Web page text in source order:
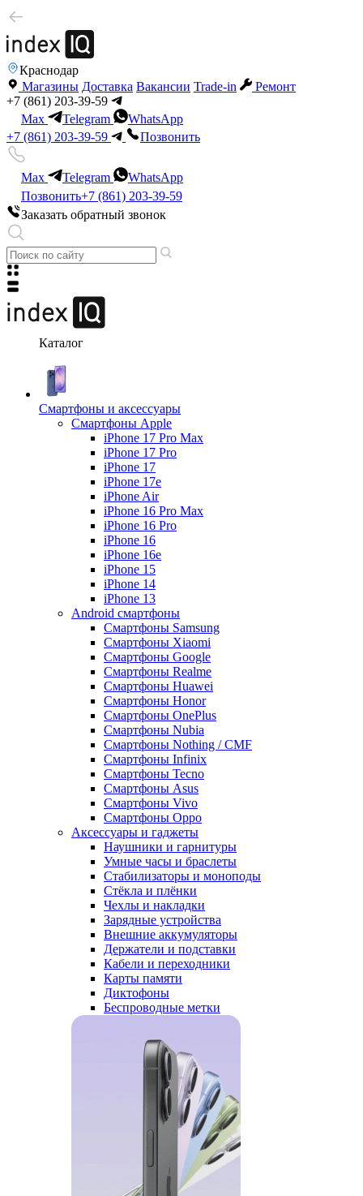
Краснодар
Магазины Доставка Вакансии Trade-in
Ремонт
+7 (861) 203-39-59
Max
Telegram
WhatsApp
+7 (861) 203-39-59
Позвонить
Max Telegram
WhatsApp
Позвонить+7 (861) 203-39-59
Заказать обратный звонок
Каталог
Смартфоны и аксессуары
Смартфоны Apple
iPhone 17 Pro Max
iPhone 17 Pro
iPhone 17
iPhone 17e
iPhone Air
iPhone 16 Pro Max
iPhone 16 Pro
iPhone 16
iPhone 16e
iPhone 15
iPhone 14
iPhone 13
Android cмартфоны
Смартфоны Samsung
Смартфоны Xiaomi
Смартфоны Google
Смартфоны Realme
Смартфоны Huawei
Смартфоны Honor
Смартфоны OnePlus
Смартфоны Nubia
Смартфоны Nothing / CMF
Смартфоны Infinix
Смартфоны Tecno
Смартфоны Asus
Смартфоны Vivo
Смартфоны Oppo
Аксессуары и гаджеты
Наушники и гарнитуры
Умные часы и браслеты
Стабилизаторы и моноподы
Стёкла и плёнки
Чехлы и накладки
Зарядные устройства
Внешние аккумуляторы
Держатели и подставки
Кабели и переходники
Карты памяти
Диктофоны
Беспроводные метки